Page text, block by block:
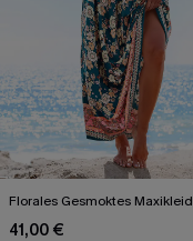
Florales Gesmoktes Maxikleid
41,00 €